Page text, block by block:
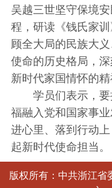
吴越三世坚守保境
程，研读《钱氏家
顾全大局的民族大
使命的历史格局，
新时代家国情怀的精
学员们表示，
福融入党和国家事
进心里、落到行动
起新时代使命担当。
版权所有：中共浙江省